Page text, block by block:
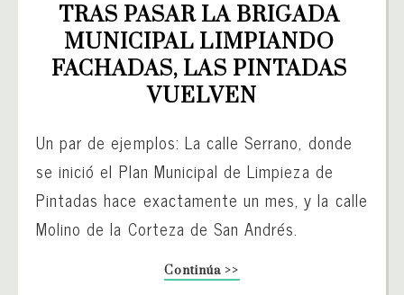
TRAS PASAR LA BRIGADA
MUNICIPAL LIMPIANDO
FACHADAS, LAS PINTADAS
VUELVEN
Un par de ejemplos: La calle Serrano, donde
se inició el Plan Municipal de Limpieza de
Pintadas hace exactamente un mes, y la calle
Molino de la Corteza de San Andrés.
Continúa >>